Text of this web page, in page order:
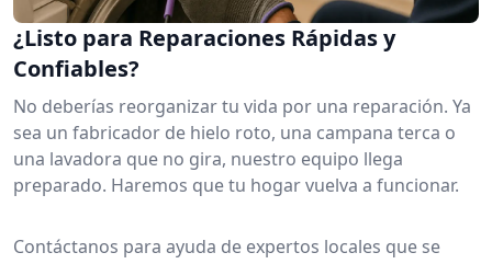
¿Listo para Reparaciones Rápidas y
Confiables?
No deberías reorganizar tu vida por una reparación. Ya
sea un fabricador de hielo roto, una campana terca o
una lavadora que no gira, nuestro equipo llega
preparado. Haremos que tu hogar vuelva a funcionar.
Contáctanos para ayuda de expertos locales que se